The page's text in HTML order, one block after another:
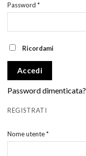
Password *
Ricordami
Accedi
Password dimenticata?
REGISTRATI
Nome utente*